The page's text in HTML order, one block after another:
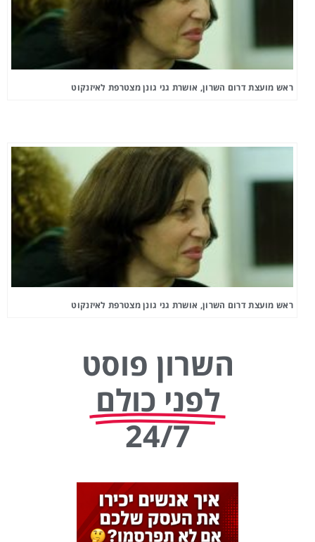
ראש מועצת דרום השרון, אושרת גני גונן מצטרפת לאיזנקוט
ראש מועצת דרום השרון, אושרת גני גונן מצטרפת לאיזנקוט
השרון פוסט
לפני כולם
24/7